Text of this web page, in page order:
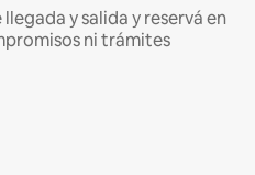
y salida y reservá en
ni trámites